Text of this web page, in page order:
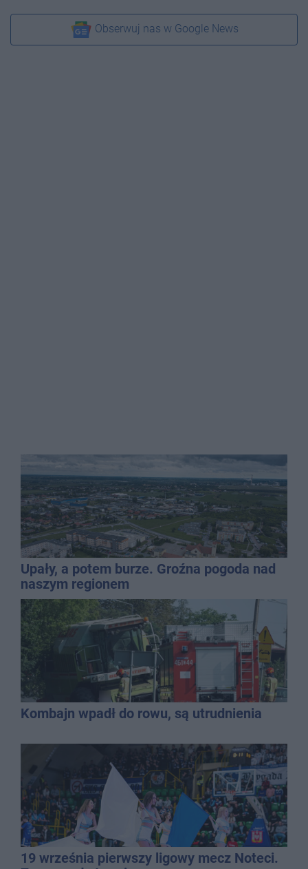
Obserwuj nas w Google News
Upały, a potem burze. Groźna pogoda nad
naszym regionem
Kombajn wpadł do rowu, są utrudnienia
19 września pierwszy ligowy mecz Noteci.